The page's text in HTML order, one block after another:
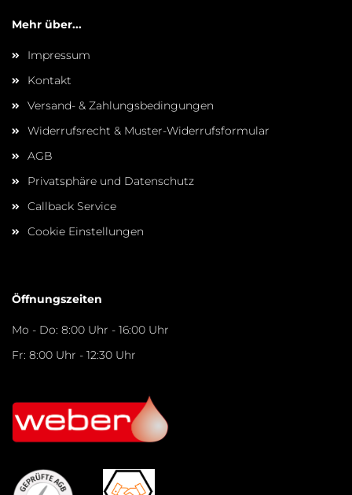
Mehr über...
Impressum
Kontakt
Versand- & Zahlungsbedingungen
Widerrufsrecht & Muster-Widerrufsformular
AGB
Privatsphäre und Datenschutz
Callback Service
Cookie Einstellungen
Öffnungszeiten
Mo - Do: 8:00 Uhr - 16:00 Uhr
Fr: 8:00 Uhr - 12:30 Uhr